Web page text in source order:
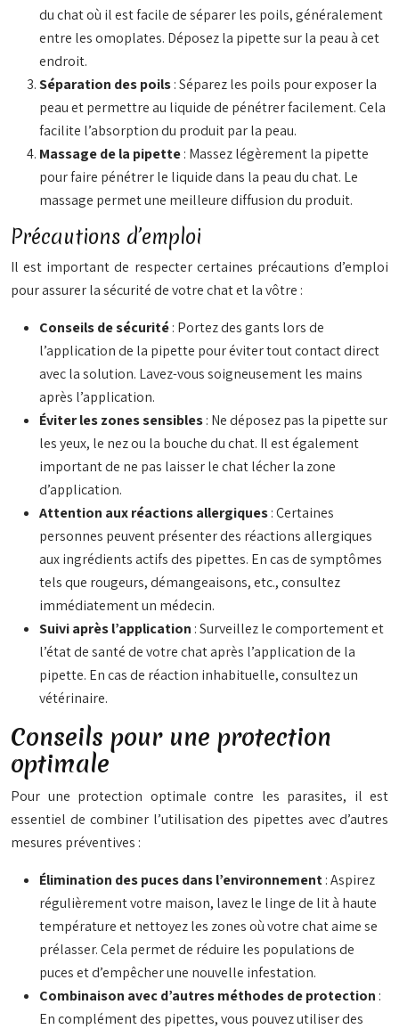
du chat où il est facile de séparer les poils, généralement
entre les omoplates. Déposez la pipette sur la peau à cet
endroit.
Séparation des poils: Séparez les poils pour exposer la
peau et permettre au liquide de pénétrer facilement. Cela
facilite l’absorption du produit par la peau.
Massage de la pipette: Massez légèrement la pipette
pour faire pénétrer le liquide dans la peau du chat. Le
massage permet une meilleure diffusion du produit.
Précautions d’emploi
Il est important de respecter certaines précautions d’emploi
pour assurer la sécurité de votre chat et la vôtre :
Conseils de sécurité: Portez des gants lors de
l’application de la pipette pour éviter tout contact direct
avec la solution. Lavez-vous soigneusement les mains
après l’application.
Éviter les zones sensibles: Ne déposez pas la pipette sur
les yeux, le nez ou la bouche du chat. Il est également
important de ne pas laisser le chat lécher la zone
d’application.
Attention aux réactions allergiques: Certaines
personnes peuvent présenter des réactions allergiques
aux ingrédients actifs des pipettes. En cas de symptômes
tels que rougeurs, démangeaisons, etc., consultez
immédiatement un médecin.
Suivi après l’application : Surveillez le comportement et
l’état de santé de votre chat après l’application de la
pipette. En cas de réaction inhabituelle, consultez un
vétérinaire.
Conseils pour une protection
optimale
Pour une protection optimale contre les parasites, il est
essentiel de combiner l’utilisation des pipettes avec d’autres
mesures préventives :
Élimination des puces dans l’environnement: Aspirez
régulièrement votre maison, lavez le linge de lit à haute
température et nettoyez les zones où votre chat aime se
prélasser. Cela permet de réduire les populations de
puces et d’empêcher une nouvelle infestation.
Combinaison avec d’autres méthodes de protection :
En complément des pipettes, vous pouvez utiliser des